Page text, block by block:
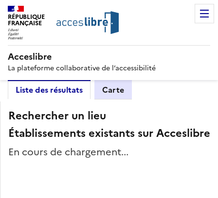
RÉPUBLIQUE
FRANÇAISE
Acceslibre
La plateforme collaborative de l’accessibilité
Liste des résultats Carte
Rechercher un lieu
Établissements existants sur Acceslibre
En cours de chargement...